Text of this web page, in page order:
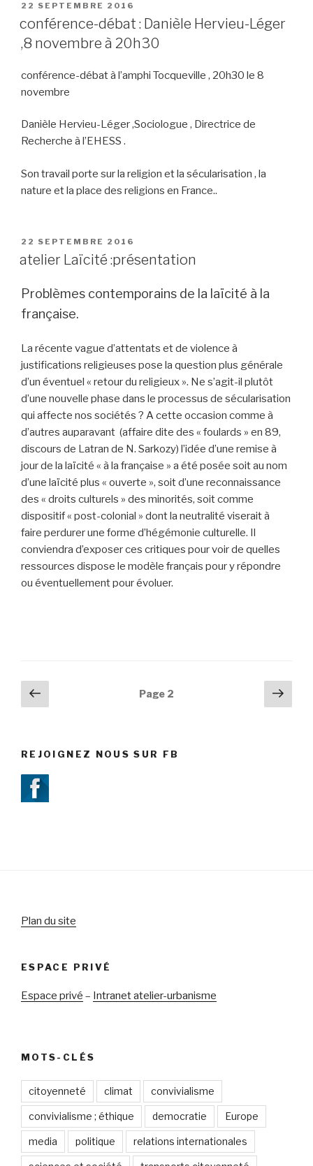
PUBLIÉ
22 SEPTEMBRE 2016
conférence-débat : Danièle Hervieu-Léger
,8 novembre à 20h30
conférence-débat à l’amphi Tocqueville , 20h30 le 8
novembre
Danièle Hervieu-Léger ,Sociologue , Directrice de
Recherche à l’EHESS .
Son travail porte sur la religion et la sécularisation , la
nature et la place des religions en France..
PUBLIÉ
LE
22 SEPTEMBRE 2016
atelier Laïcité :présentation
Problèmes contemporains de la laïcité à la
française.
La récente vague d’attentats et de violence à
justifications religieuses pose la question plus générale
d’un éventuel « retour du religieux ». Ne s’agit-il plutôt
d’une nouvelle phase dans le processus de sécularisation
qui affecte nos sociétés ? A cette occasion comme à
d’autres auparavant (affaire dite des « foulards » en 89,
discours de Latran de N. Sarkozy) l’idée d’une remise à
jour de la laïcité « à la française » a été posée soit au nom
d’une laïcité plus « ouverte », soit d’une reconnaissance
des « droits culturels » des minorités, soit comme
dispositif « post-colonial » dont la neutralité viserait à
faire perdurer une forme d’hégémonie culturelle. Il
conviendra d’exposer ces critiques pour voir de quelles
ressources dispose le modèle français pour y répondre
ou éventuellement pour évoluer.
Navigation
desprécédente
Page 2
REJOIGNEZ NOUS SUR FB
Plan du site
ESPACE PRIVÉ
Espace privé – Intranet atelier-urbanisme
MOTS-CLÉS
citoyenneté climat convivialisme
convivialisme ; éthique democratie Europe
media politique relations internationales